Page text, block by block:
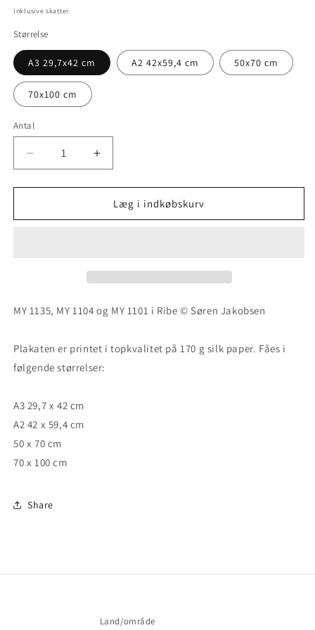
Inklusive skatter.
Størrelse
A3 29,7x42 cm A2 42x59,4 cm 50x70 cm
70x100 cm
Antal
Antal
Reducer
antallet
for
1135
Øg
antallet
for
MY
1135
Læg i indkøbskurv
MY 1135, MY 1104 og MY 1101 i Ribe © Søren Jakobsen
Plakaten er printet i topkvalitet på 170 g silk paper. Fåes i
følgende størrelser:
A3 29,7 x 42 cm
A2 42 x 59,4 cm
50 x 70 cm
70 x 100 cm
Share
Land/område